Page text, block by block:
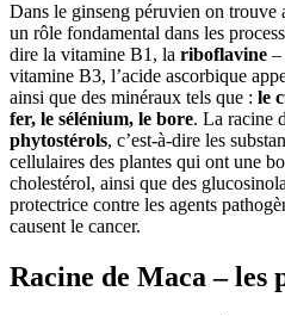
Dans le ginseng péruvien on trouve
un rôle fondamental dans les
dire la vitamine B1, la riboflavine –
vitamine B3, l’acide ascorbique
ainsi que des minéraux tels que : le
fer, le sélénium, le bore. La racine
phytostérols, c’est-à-dire les
cellulaires des plantes qui ont une
cholestérol, ainsi que des
protectrice contre les agents
causent le cancer.
Racine de Maca – les